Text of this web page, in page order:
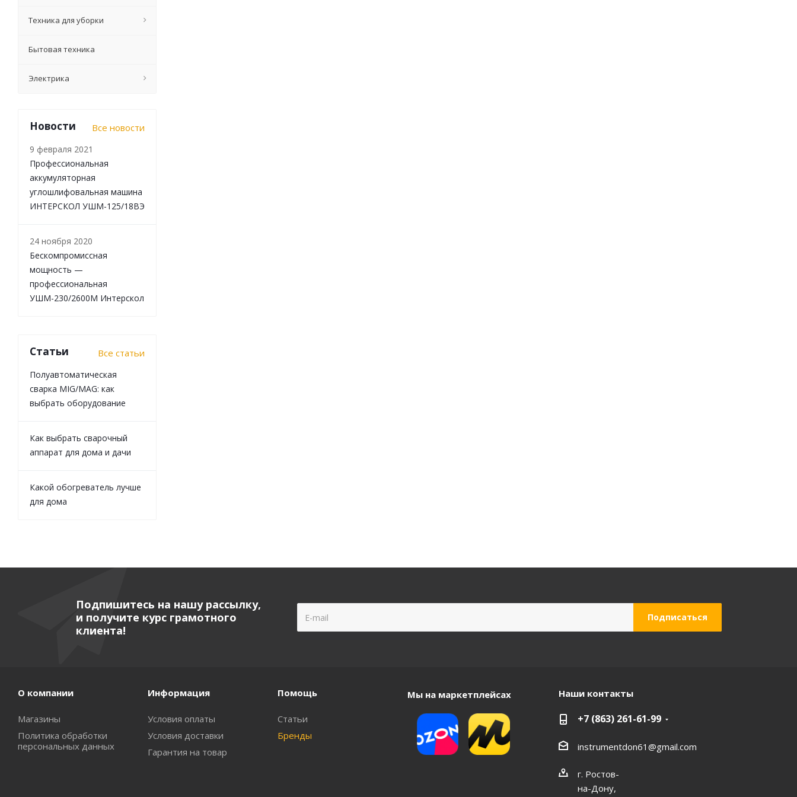
Техника для уборки
Бытовая техника
Электрика
Новости Все новости
9 февраля 2021
Профессиональная
аккумуляторная
углошлифовальная машина
ИНТЕРСКОЛ УШМ-125/18ВЭ
24 ноября 2020
Бескомпромиссная
мощность —
профессиональная
УШМ-230/2600М Интерскол
Статьи Все статьи
Полуавтоматическая
сварка MIG/MAG: как
выбрать оборудование
Как выбрать сварочный
аппарат для дома и дачи
Какой обогреватель лучше
для дома
Подпишитесь на нашу рассылку,
и получите курс грамотного
клиента!
О компании
Магазины
Политика обработки
персональных данных
Информация
Условия оплаты
Условия доставки
Гарантия на товар
Помощь
Статьи
Бренды
Мы на маркетплейсах Наши контакты
+7 (863) 261-61-99
instrumentdon61@gmail.com
г. Ростов-
на-Дону,